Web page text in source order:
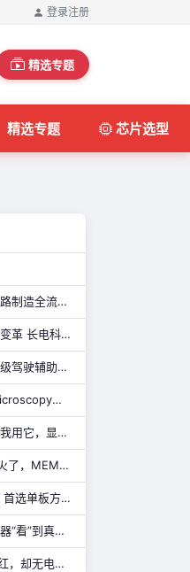
登录注册
精选专题
精选专题 芯片选型
从硅片到芯片：集成电路制造全流程解析
聚焦软件定义汽车架构变革 长电科技打造系统化车规级半导体封测能力
【技术干货】应用于高级驾驶辅助系统的图像传感器解决方案
Scanning Electron Microscopy（Train for advanced research）扫描电子显微镜介绍（二）
我终于能放心摸鱼了！我用它，显示 Claude Code 执行状态……
晶圆变“晶方”？AI封装火了，MEMS也能用吗？
设计小而美的移动电源 首选单板方案！
极速陷阱：你的测试仪器“看”到真实的SiC了吗?
TENG能量收集技术走红，却无电源芯片可用……解决难题，只需一招！